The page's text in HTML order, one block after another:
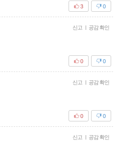
0
3
신고 | 공감 확인
0
0
신고 | 공감 확인
0
0
신고 | 공감 확인